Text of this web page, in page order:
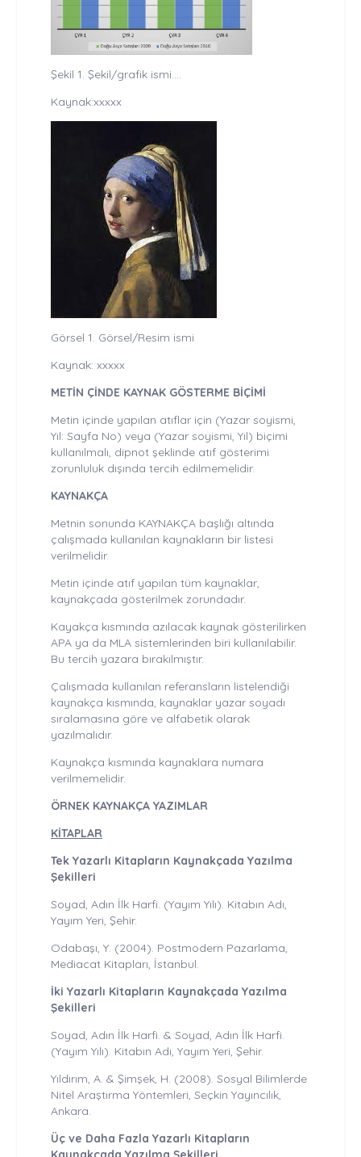
Şekil 1. Şekil/grafik ismi....
Kaynak:xxxxx
Görsel 1. Görsel/Resim ismi
Kaynak: xxxxx
METİN ÇİNDE KAYNAK GÖSTERME BİÇİMİ
Metin içinde yapılan atıflar için (Yazar soyismi,
Yıl: Sayfa No) veya (Yazar soyismi, Yıl) biçimi
kullanılmalı, dipnot şeklinde atıf gösterimi
zorunluluk dışında tercih edilmemelidir.
KAYNAKÇA
Metnin sonunda KAYNAKÇA başlığı altında
çalışmada kullanılan kaynakların bir listesi
verilmelidir.
Metin içinde atıf yapılan tüm kaynaklar,
kaynakçada gösterilmek zorundadır.
Kayakça kısmında azılacak kaynak gösterilirken
APA ya da MLA sistemlerinden biri kullanılabilir.
Bu tercih yazara bırakılmıştır.
Çalışmada kullanılan referansların listelendiği
kaynakça kısmında, kaynaklar yazar soyadı
sıralamasına göre ve alfabetik olarak
yazılmalıdır.
Kaynakça kısmında kaynaklara numara
verilmemelidir.
ÖRNEK KAYNAKÇA YAZIMLAR
KİTAPLAR
Tek Yazarlı Kitapların Kaynakçada Yazılma
Şekilleri
Soyad, Adın İlk Harfi. (Yayım Yılı). Kitabın Adı,
Yayım Yeri, Şehir.
Odabaşı, Y. (2004). Postmodern Pazarlama,
Mediacat Kitapları, İstanbul.
İki Yazarlı Kitapların Kaynakçada Yazılma
Şekilleri
Soyad, Adın İlk Harfi. & Soyad, Adın İlk Harfi.
(Yayım Yılı). Kitabın Adı, Yayım Yeri, Şehir.
Yıldırım, A. & Şimşek, H. (2008). Sosyal Bilimlerde
Nitel Araştırma Yöntemleri, Seçkin Yayıncılık,
Ankara.
Üç ve Daha Fazla Yazarlı Kitapların